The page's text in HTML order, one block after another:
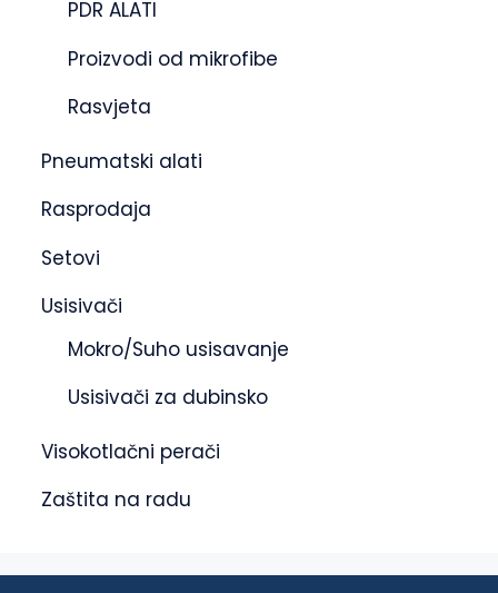
PDR ALATI
Proizvodi od mikrofibe
Rasvjeta
Pneumatski alati
Rasprodaja
Setovi
Usisivači
Mokro/Suho usisavanje
Usisivači za dubinsko
Visokotlačni perači
Zaštita na radu